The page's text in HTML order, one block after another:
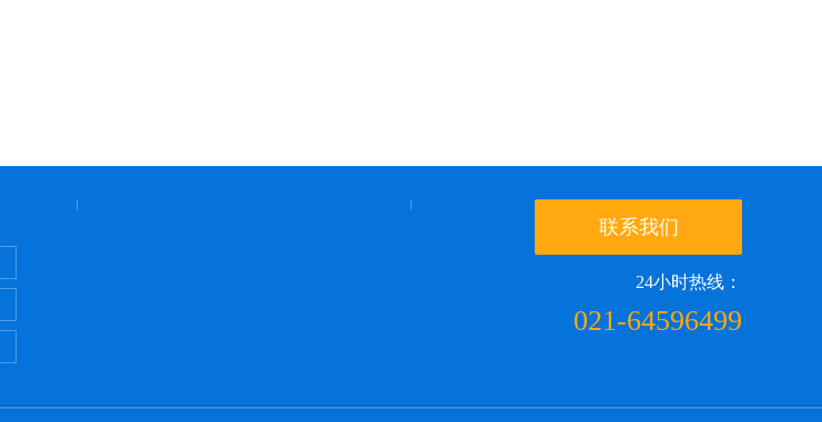
联系我们
24小时热线：
021-64596499